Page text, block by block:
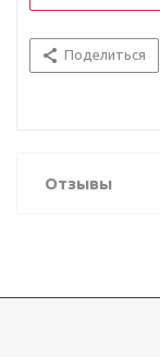
Поделиться
Отзывы